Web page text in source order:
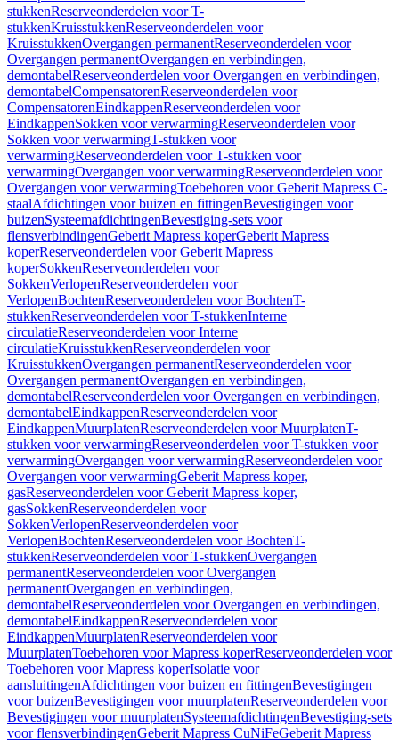
stukkenReserveonderdelen voor T-
stukkenKruisstukkenReserveonderdelen voor
KruisstukkenOvergangen permanentReserveonderdelen voor
Overgangen permanentOvergangen en verbindingen,
demontabelReserveonderdelen voor Overgangen en verbindingen,
demontabelCompensatorenReserveonderdelen voor
CompensatorenEindkappenReserveonderdelen voor
EindkappenSokken voor verwarmingReserveonderdelen voor
Sokken voor verwarmingT-stukken voor
verwarmingReserveonderdelen voor T-stukken voor
verwarmingOvergangen voor verwarmingReserveonderdelen voor
Overgangen voor verwarmingToebehoren voor Geberit Mapress C-
staalAfdichtingen voor buizen en fittingenBevestigingen voor
buizenSysteemafdichtingenBevestiging-sets voor
flensverbindingenGeberit Mapress koperGeberit Mapress
koperReserveonderdelen voor Geberit Mapress
koperSokkenReserveonderdelen voor
SokkenVerlopenReserveonderdelen voor
VerlopenBochtenReserveonderdelen voor BochtenT-
stukkenReserveonderdelen voor T-stukkenInterne
circulatieReserveonderdelen voor Interne
circulatieKruisstukkenReserveonderdelen voor
KruisstukkenOvergangen permanentReserveonderdelen voor
Overgangen permanentOvergangen en verbindingen,
demontabelReserveonderdelen voor Overgangen en verbindingen,
demontabelEindkappenReserveonderdelen voor
EindkappenMuurplatenReserveonderdelen voor MuurplatenT-
stukken voor verwarmingReserveonderdelen voor T-stukken voor
verwarmingOvergangen voor verwarmingReserveonderdelen voor
Overgangen voor verwarmingGeberit Mapress koper,
gasReserveonderdelen voor Geberit Mapress koper,
gasSokkenReserveonderdelen voor
SokkenVerlopenReserveonderdelen voor
VerlopenBochtenReserveonderdelen voor BochtenT-
stukkenReserveonderdelen voor T-stukkenOvergangen
permanentReserveonderdelen voor Overgangen
permanentOvergangen en verbindingen,
demontabelReserveonderdelen voor Overgangen en verbindingen,
demontabelEindkappenReserveonderdelen voor
EindkappenMuurplatenReserveonderdelen voor
MuurplatenToebehoren voor Mapress koperReserveonderdelen voor
Toebehoren voor Mapress koperIsolatie voor
aansluitingenAfdichtingen voor buizen en fittingenBevestigingen
voor buizenBevestigingen voor muurplatenReserveonderdelen voor
Bevestigingen voor muurplatenSysteemafdichtingenBevestiging-sets
voor flensverbindingenGeberit Mapress CuNiFeGeberit Mapress